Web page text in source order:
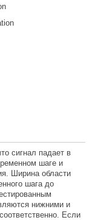
сигнал падает в
шаге и
Ширина области
шага до
нижними и
Если